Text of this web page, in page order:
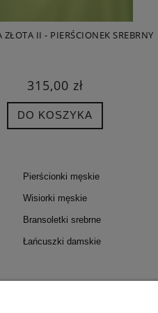
ZŁOTA II - PIERŚCIONEK SREBRNY
315,00 zł
DO KOSZYKA
Pierścionki męskie
Wisiorki męskie
Bransoletki srebrne
Łańcuszki damskie